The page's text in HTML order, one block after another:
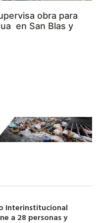
obra para
en San Blas y
Interinstitucional
a 28 personas y